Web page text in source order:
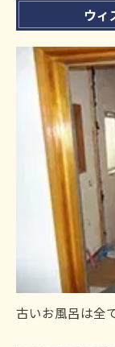
ウィ
古いお風呂は全